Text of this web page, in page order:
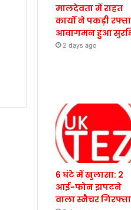
मालदेवता में राहत
कार्यों ने पकड़ी
आवागमन हुआ
2 days ago
6 घंटे में खुलासा: 2
आई-फोन झपटने
वाला स्नैचर